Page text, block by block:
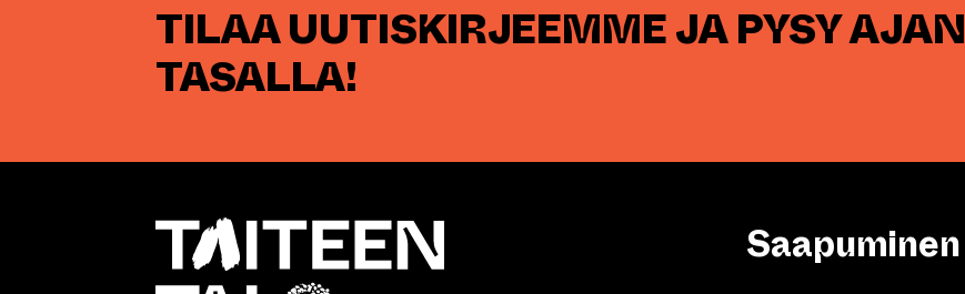
TILAA UUTISKIRJEEMME JA PYSY AJAN
TASALLA!
Saapuminen